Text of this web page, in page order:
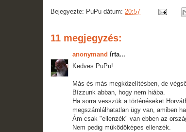
Bejegyezte: PuPu dátum: 20:57
11 megjegyzés:
anonymand írta...
Kedves PuPu!
Más és más megközelítésben, de
Bízzunk abban, hogy nem hiába.
Ha sorra vesszük a történéseket
megszámlálhatatlan ügy van, amiben
Ám csak "ellenzék" van ebben az
Nem pedig működőképes ellenzék.